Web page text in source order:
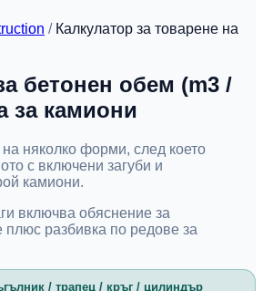
/ Калкулатор за товарене на
бетонен обем (m3 /
за камиони
няколко форми, след което
с включени загуби и
камиони.
включва обяснение за
плюс разбивка по редове за
/ трапец / кръг / цилиндър